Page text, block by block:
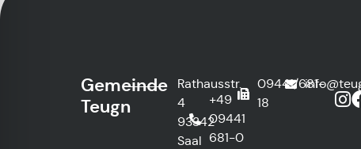
Gemeinde
Teugn
Rathausstr.
4
93342
Saal
+49
09441
681-0
09441/681-
18